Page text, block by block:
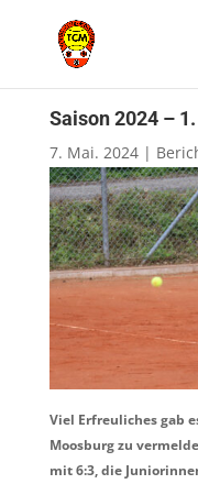
Saison 2024 –
7. Mai. 2024|
Viel Erfreuliches gab
Moosburg zu
mit 6:3, die